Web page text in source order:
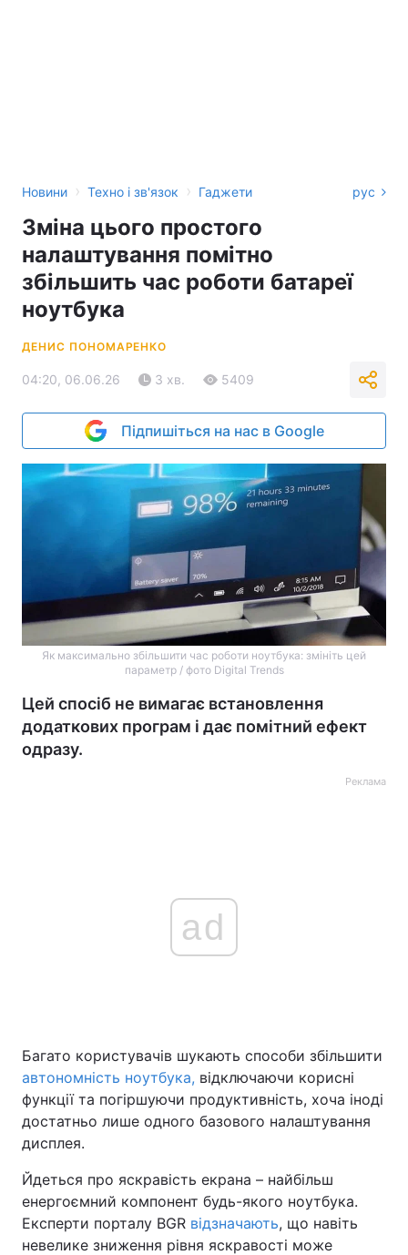
Новини › Техно і зв'язок › Гаджети рус
Зміна цього простого
налаштування помітно
збільшить час роботи батареї
ноутбука
ДЕНИС ПОНОМАРЕНКО
04:20, 06.06.26 3 хв. 5409
Підпишіться на нас в Google
Як максимально збільшити час роботи ноутбука: змініть цей
параметр / фото Digital Trends
Цей спосіб не вимагає встановлення
додаткових програм і дає помітний ефект
одразу.
Реклама
ad
Багато користувачів шукають способи збільшити
автономність ноутбука, відключаючи корисні
функції та погіршуючи продуктивність, хоча іноді
достатньо лише одного базового налаштування
дисплея.
Йдеться про яскравість екрана – найбільш
енергоємний компонент будь-якого ноутбука.
Експерти порталу BGR відзначають, що навіть
невелике зниження рівня яскравості може